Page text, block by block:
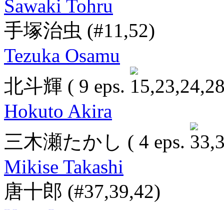
Sawaki Tohru
手塚治虫 (#11,52)
Tezuka Osamu
北斗輝 ( 9 eps.
Hokuto Akira
三木瀬たかし ( 4 eps.
Mikise Takashi
唐十郎 (#37,39,42)